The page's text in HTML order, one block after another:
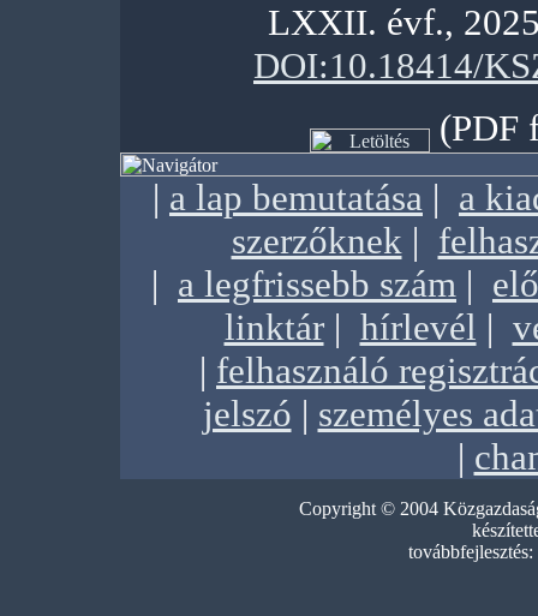
LXXII. évf.,
DOI:10.18414/
(PDF
| a lap bemutatása | a
szerzőknek|
| a legfrissebb szám |
linktár| hírlevél |
| felhasználó
jelszó | személyes
|
Copyright © 2004
továbbfejlesztés: